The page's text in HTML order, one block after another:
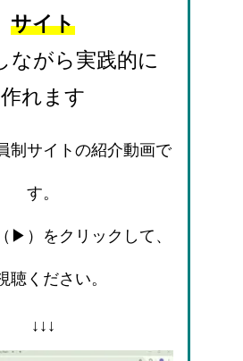
サイト
ながら実践的に
作れます
制サイトの紹介動画で
す。
▶）をクリックして、
聴ください。
↓↓↓